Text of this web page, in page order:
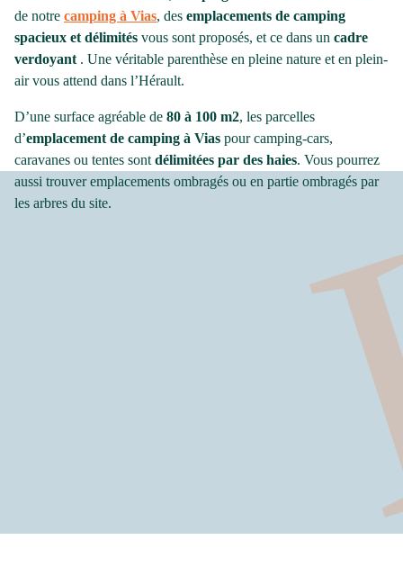
de notre camping à Vias, des emplacements de camping
spacieux et délimités vous sont proposés, et ce dans un cadre
verdoyant . Une véritable parenthèse en pleine nature et en plein-
air vous attend dans l’Hérault.
D’une surface agréable de 80 à 100 m2, les parcelles
d’emplacement de camping à Vias pour camping-cars,
caravanes ou tentes sont délimitées par des haies. Vous pourrez
aussi trouver emplacements ombragés ou en partie ombragés par
les arbres du site.